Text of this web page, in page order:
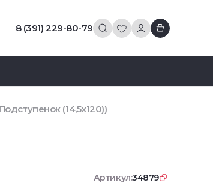
8 (391) 229-80-79
(14,5x120))
Артикул:34879